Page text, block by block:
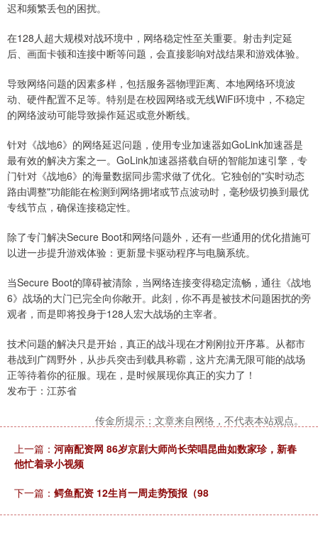
迟和频繁丢包的困扰。
在128人超大规模对战环境中，网络稳定性至关重要。射击判定延
后、画面卡顿和连接中断等问题，会直接影响对战结果和游戏体验。
导致网络问题的因素多样，包括服务器物理距离、本地网络环境波
动、硬件配置不足等。特别是在校园网络或无线WiFi环境中，不稳定
的网络波动可能导致操作延迟或意外断线。
针对《战地6》的网络延迟问题，使用专业加速器如GoLink加速器是
最有效的解决方案之一。GoLink加速器搭载自研的智能加速引擎，专
门针对《战地6》的海量数据同步需求做了优化。它独创的"实时动态
路由调整"功能能在检测到网络拥堵或节点波动时，毫秒级切换到最优
专线节点，确保连接稳定性。
除了专门解决Secure Boot和网络问题外，还有一些通用的优化措施可
以进一步提升游戏体验：更新显卡驱动程序与电脑系统。
当Secure Boot的障碍被清除，当网络连接变得稳定流畅，通往《战地
6》战场的大门已完全向你敞开。此刻，你不再是被技术问题困扰的旁
观者，而是即将投身于128人宏大战场的主宰者。
技术问题的解决只是开始，真正的战斗现在才刚刚拉开序幕。从都市
巷战到广阔野外，从步兵突击到载具称霸，这片充满无限可能的战场
正等待着你的征服。现在，是时候展现你真正的实力了！
发布于：江苏省
传金所提示：文章来自网络，不代表本站观点。
上一篇： 河南配资网 86岁京剧大师尚长荣唱昆曲如数家珍，新春
他忙着录小视频
下一篇： 鳄鱼配资 12生肖一周走势预报（98